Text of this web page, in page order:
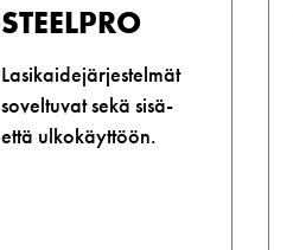
STEELPRO
Lasikaidejärjestelmät
soveltuvat sekä sisä-
että ulkokäyttöön.